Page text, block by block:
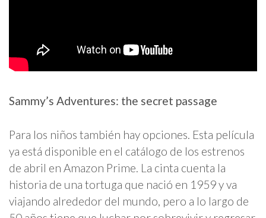
Sammy’s Adventures: the secret passage
Para los niños también hay opciones. Esta película
ya está disponible en el catálogo de los estrenos
de abril en Amazon Prime. La cinta cuenta la
historia de una tortuga que nació en 1959 y va
viajando alrededor del mundo, pero a lo largo de